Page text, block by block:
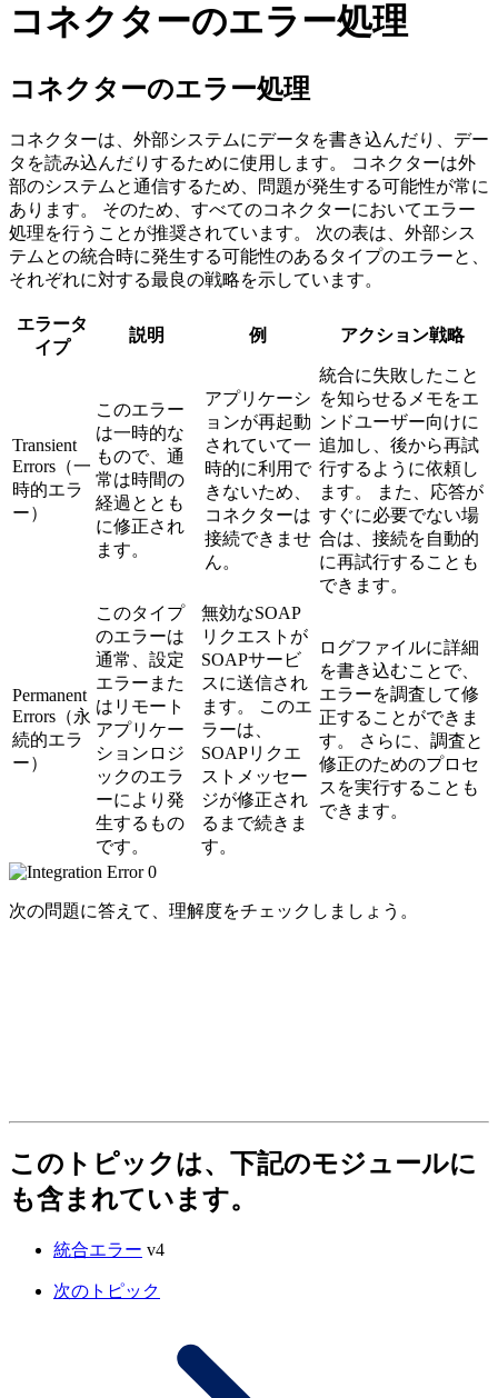
コネクターのエラー処理
コネクターのエラー処理
コネクターは、外部システムにデータを書き込んだり、デー
タを読み込んだりするために使用します。 コネクターは外
部のシステムと通信するため、問題が発生する可能性が常に
あります。 そのため、すべてのコネクターにおいてエラー
処理を行うことが推奨されています。 次の表は、外部シス
テムとの統合時に発生する可能性のあるタイプのエラーと、
それぞれに対する最良の戦略を示しています。
エラータ
イプ
説明 例 アクション戦略
Transient
Errors（一
時的エラ
ー）
このエラー
は一時的な
もので、通
常は時間の
経過ととも
に修正され
ます。
アプリケーシ
ョンが再起動
されていて一
時的に利用で
きないため、
コネクターは
接続できませ
ん。
統合に失敗したこと
を知らせるメモをエ
ンドユーザー向けに
追加し、後から再試
行するように依頼し
ます。 また、応答が
すぐに必要でない場
合は、接続を自動的
に再試行することも
できます。
Permanent
Errors（永
続的エラ
ー）
このタイプ
のエラーは
通常
、設定
エラーまた
はリモート
アプリケー
ションロジ
ックのエラ
ーにより発
生するもの
です。
無効なSOAP
リクエストが
SOAPサービ
スに送信され
ます。 このエ
ラーは、
SOAPリクエ
ストメッセー
ジが修正され
るまで続きま
す。
ログファイルに詳細
を書き込むことで、
エラーを調査して修
正することができま
す。 さらに、調査と
修正のためのプロセ
スを実行することも
できます。
次の問題に答えて、理解度をチェックしましょう。
このトピックは、下記のモジュールに
も含まれています。
統合エラー v4
次のトピック